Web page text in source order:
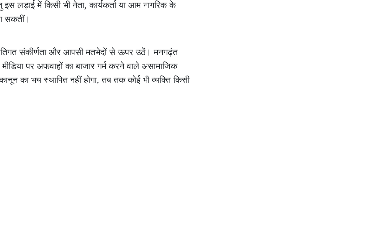
लड़ाई में किसी भी नेता, कार्यकर्ता या आम नागरिक के
सकतीं।
संकीर्णता और आपसी मतभेदों से ऊपर उठें। मनगढ़ंत
पर अफवाहों का बाजार गर्म करने वाले असामाजिक
का भय स्थापित नहीं होगा, तब तक कोई भी व्यक्ति किसी